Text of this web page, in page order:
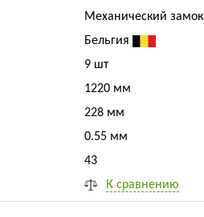
Механический замок
Бельгия
9 шт
1220 мм
228 мм
0.55 мм
43
К сравнению